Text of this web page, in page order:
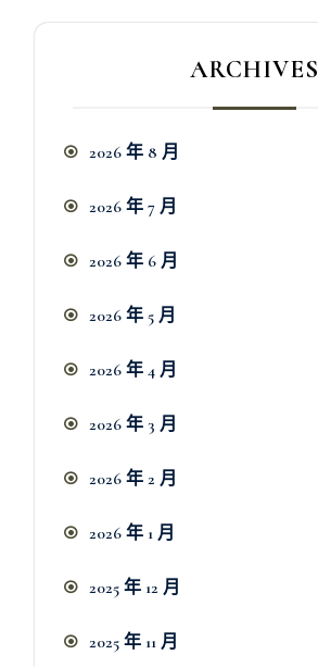
ARCHIVES
2026 年 8 月
2026 年 7 月
2026 年 6 月
2026 年 5 月
2026 年 4 月
2026 年 3 月
2026 年 2 月
2026 年 1 月
2025 年 12 月
2025 年 11 月